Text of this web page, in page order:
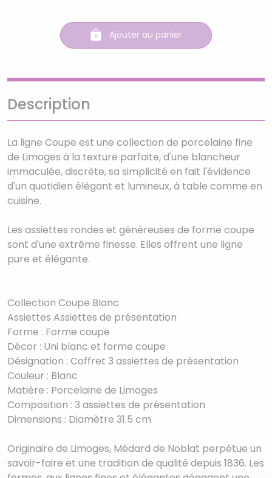
Ajouter au panier
Description
La ligne Coupe est une collection de porcelaine fine
de Limoges à la texture parfaite, d'une blancheur
immaculée, discrète, sa simplicité en fait l'évidence
d'un quotidien élégant et lumineux, à table comme en
cuisine.
Les assiettes rondes et généreuses de forme coupe
sont d'une extrême finesse. Elles offrent une ligne
pure et élégante.
Collection Coupe Blanc
Assiettes Assiettes de présentation
Forme : Forme coupe
Décor : Uni blanc et forme coupe
Désignation : Coffret 3 assiettes de présentation
Couleur : Blanc
Matière : Porcelaine de Limoges
Composition : 3 assiettes de présentation
Dimensions : Diamètre 31.5 cm
Originaire de Limoges, Médard de Noblat perpétue un
savoir-faire et une tradition de qualité depuis 1836. Les